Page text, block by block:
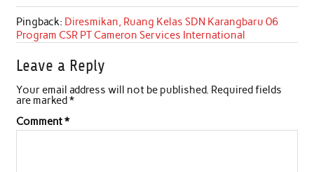
Pingback: Diresmikan, Ruang Kelas SDN Karangbaru 06
Program CSR PT Cameron Services International
Leave a Reply
Your email address will not be published. Required fields
are marked*
Comment*